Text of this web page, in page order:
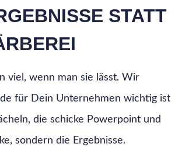
STATT
viel, wenn man sie lässt. Wir
für Dein Unternehmen wichtig ist
die schicke Powerpoint und
sondern die Ergebnisse.